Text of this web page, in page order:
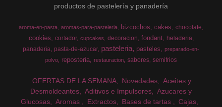
productos de pastelería y panadería
aroma-en-pasta aromas-para-pasteleria bizcochos cakes chocolate
cookies cortador cupcakes decoracion fondant
heladeria
panaderia pasta-de-azucar pasteleria pasteles
preparado-en-
polvo
reposteria restauracion sabores semifrios
OFERTAS DE LA SEMANA Novedades
Aceites y
Desmoldeantes
Aditivos e Impulsores
Azucares y
Glucosas
Aromas Extractos Bases de tartas
Cajas